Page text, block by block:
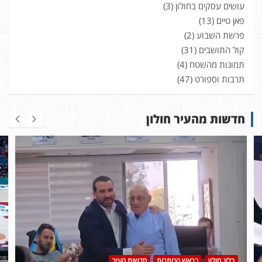
עושים עסקים בחולון (3)
פאן טיים (13)
פרשת השבוע (2)
קול התושבים (31)
תמונות מהשטח (4)
תרבות וספורט (47)
חדשות מהעיר חולון